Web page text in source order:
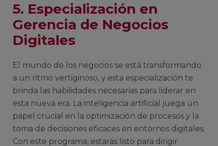
5. Especialización en
Gerencia de Negocios
Digitales
El mundo de los negocios se está transformando
a un ritmo vertiginoso, y esta especialización te
brinda las habilidades necesarias para liderar en
esta nueva era. La inteligencia artificial juega un
papel crucial en la optimización de procesos y la
toma de decisiones eficaces en entornos digitales.
Con este programa, estarás listo para dirigir